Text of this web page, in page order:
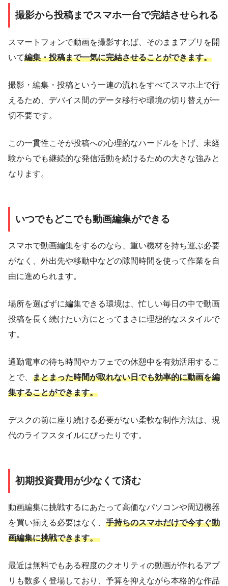
撮影から投稿までスマホ一台で完結させられる
スマートフォンで動画を撮影すれば、そのままアプリを開
いて編集・投稿まで一気に完結させることができます。
撮影・編集・投稿という一連の流れをすべてスマホ上で行
えるため、デバイス間のデータ移行や環境の切り替えが一
切不要です。
この一貫性こそが投稿への心理的なハードルを下げ、未経
験からでも継続的な発信活動を続けるための大きな強みと
なります。
いつでもどこでも動画編集ができる
スマホで動画編集をするのなら、重い機材を持ち運ぶ必要
がなく、外出先や移動中などの隙間時間を使って作業を自
由に進められます。
場所を選ばずに編集できる環境は、忙しい毎日の中で動画
投稿を長く続けたい方にとってまさに理想的なスタイルで
す。
通勤電車の待ち時間やカフェでの休憩中を有効活用するこ
とで、 まとまった時間が取れない日でも効率的に動画を編
集することができます。
デスクの前に座り続ける必要がない柔軟な制作方法は、現
代のライフスタイルにぴったりです。
初期投資費用が少なくて済む
動画編集に挑戦するにあたって高価なパソコンや周辺機器
を買い揃える必要はなく、 手持ちのスマホだけで今すぐ動
画編集に挑戦できます。
最近は無料でもある程度のクオリティの動画が作れるアプ
リも数多く登場しており、予算を抑えながら本格的な作品